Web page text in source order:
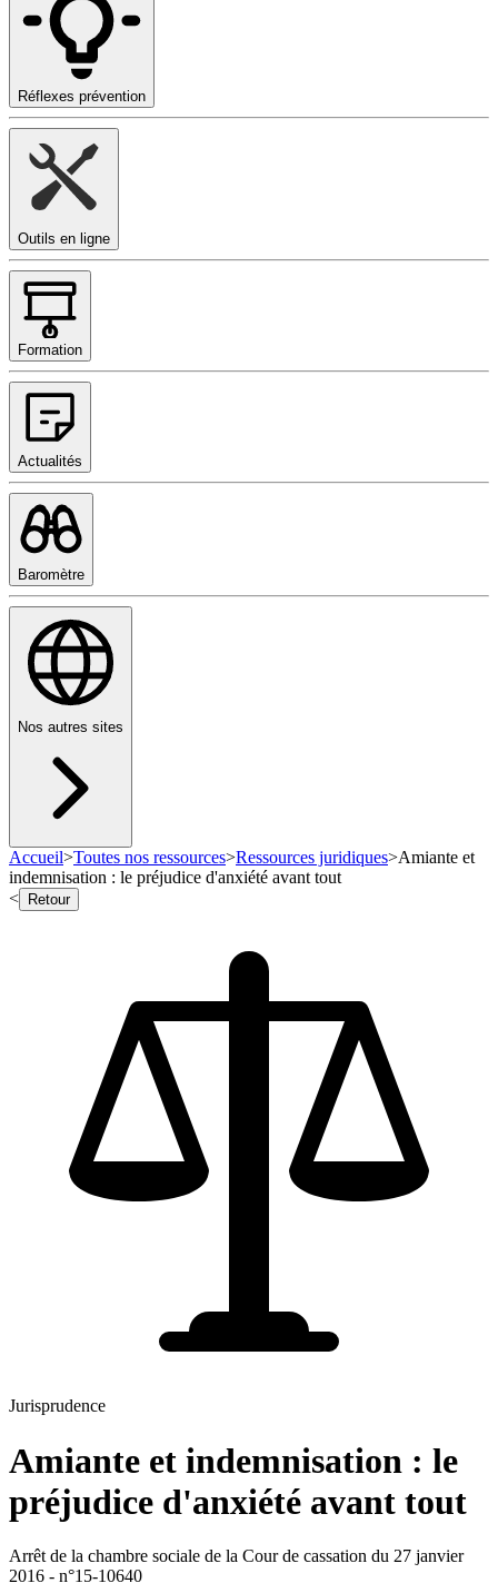
Réflexes prévention
Outils en ligne
Formation
Actualités
Baromètre
Nos autres sites
Accueil>Toutes nos ressources>Ressources juridiques>Amiante et
indemnisation : le préjudice d'anxiété avant tout
<
Retour
Jurisprudence
Amiante et indemnisation : le
préjudice d'anxiété avant tout
Arrêt de la chambre sociale de la Cour de cassation du 27 janvier
2016 - n°15-10640